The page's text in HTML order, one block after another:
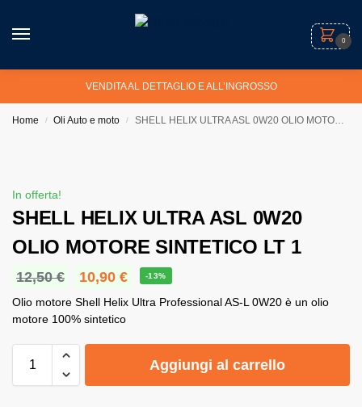
0
VENDITA AL DETTAGLIO E ALL’INGROSSO
Home / Oli Auto e moto / SHELL HELIX ULTRA ASL 0W20 OLIO MOTORE SINTETICO LT 1
In offerta!
SHELL HELIX ULTRA ASL 0W20
OLIO MOTORE SINTETICO LT 1
12,50€ 10,90 € -13%
Olio motore Shell Helix Ultra Professional AS-L 0W20 è un olio
motore 100% sintetico
Aggiungi al carrello